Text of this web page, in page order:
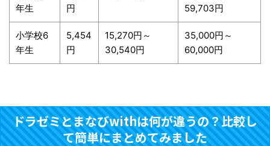
年生
円
59,703円
小学校6
年生
5,454
円
15,270円～
30,540円
35,000円～
60,000円
ドラゼミとまなびwithは何が違うの？比較し
て簡単にまとめてみました